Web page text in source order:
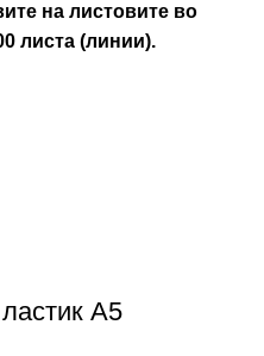
на листовите во
листа (линии).
A5